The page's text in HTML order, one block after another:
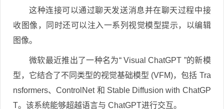
这种连接可以通过聊天发送消息并在聊天过程中接
收图像，同时还可以注入一系列视觉模型提示，以编辑
图像。
微软最近推出了一种名为“ Visual ChatGPT ”的新模
型，它结合了不同类型的视觉基础模型 (VFM)，包括 Tra
nsformers、ControlNet 和 Stable Diffusion with ChatGP
T。该系统能够超越语言与 ChatGPT进行交互。